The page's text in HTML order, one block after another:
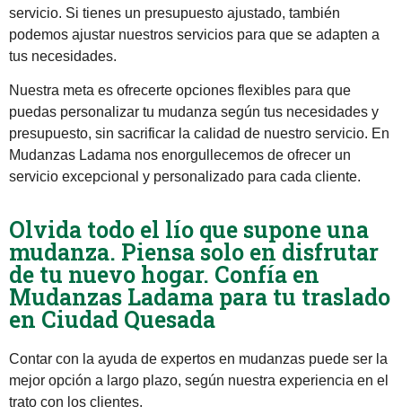
servicio. Si tienes un presupuesto ajustado, también
podemos ajustar nuestros servicios para que se adapten a
tus necesidades.
Nuestra meta es ofrecerte opciones flexibles para que
puedas personalizar tu mudanza según tus necesidades y
presupuesto, sin sacrificar la calidad de nuestro servicio. En
Mudanzas Ladama nos enorgullecemos de ofrecer un
servicio excepcional y personalizado para cada cliente.
Olvida todo el lío que supone una
mudanza. Piensa solo en disfrutar
de tu nuevo hogar. Confía en
Mudanzas Ladama para tu traslado
en Ciudad Quesada
Contar con la ayuda de expertos en mudanzas puede ser la
mejor opción a largo plazo, según nuestra experiencia en el
trato con los clientes.